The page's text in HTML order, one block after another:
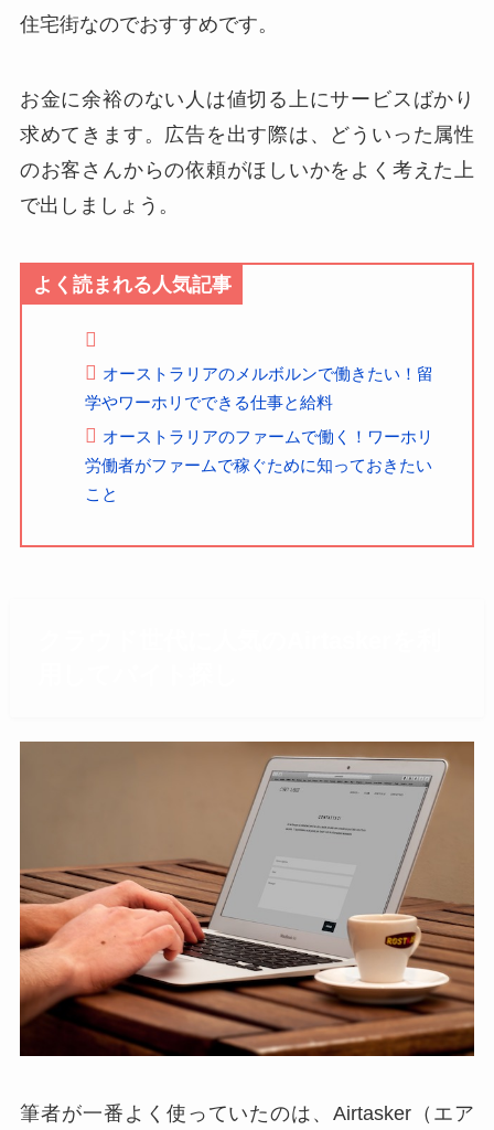
住宅街なのでおすすめです。
お金に余裕のない人は値切る上にサービスばかり
求めてきます。広告を出す際は、どういった属性
のお客さんからの依頼がほしいかをよく考えた上
で出しましょう。
よく読まれる人気記事
オーストラリアのメルボルンで働きたい！留
学やワーホリでできる仕事と給料
オーストラリアのファームで働く！ワーホリ
労働者がファームで稼ぐために知っておきたい
こと
筆者が一番よく使っていたのは、Airtasker（エア